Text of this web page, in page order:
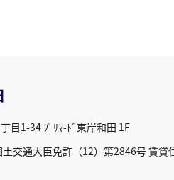
目1-34 ﾌﾟﾘﾏ-ﾄﾞ東岸和田 1F
交通大臣免許（12）第2846号 賃貸